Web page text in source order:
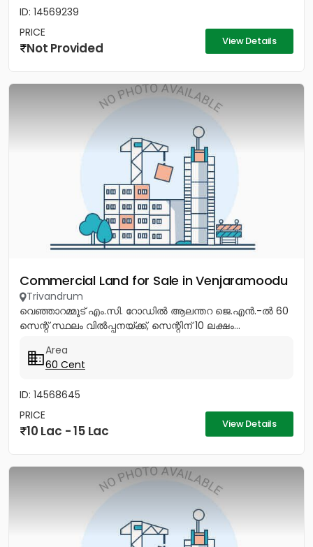
ID: 14569239
PRICE
Not Provided View Details
Commercial Land for Sale in Venjaramoodu
Trivandrum
വെഞ്ഞാറമ്മൂട് എം.സി. റോഡിൽ ആലന്തറ ജെ.എൻ.-ൽ 60
സെന്റ് സ്ഥലം വിൽപ്പനയ്ക്ക്, സെന്റിന് 10 ലക്ഷം...
Area
60 Cent
ID: 14568645
PRICE
10 Lac - 15 Lac View Details